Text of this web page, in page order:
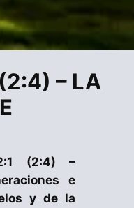
– LA
2:1 (2:4) –
e
y de la